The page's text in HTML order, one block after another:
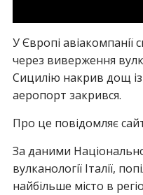
У Європі авіакомпанії
через виверження
Сицилію накрив дощ
аеропорт закрився.
Про це повідомляє
За даними
вулканології Італії,
найбільше місто в